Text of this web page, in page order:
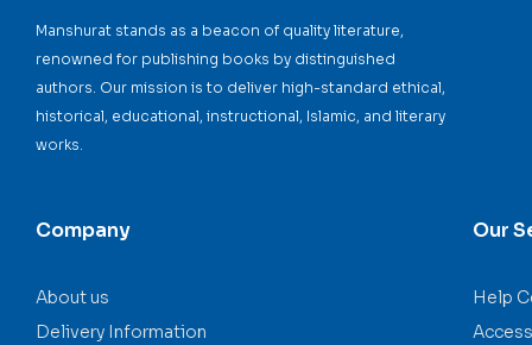
Manshurat stands as a beacon of quality literature,
renowned for publishing books by distinguished
authors. Our mission is to deliver high-standard ethical,
historical, educational, instructional, Islamic, and literary
works.
Company
About us
Delivery Information
Our
Help